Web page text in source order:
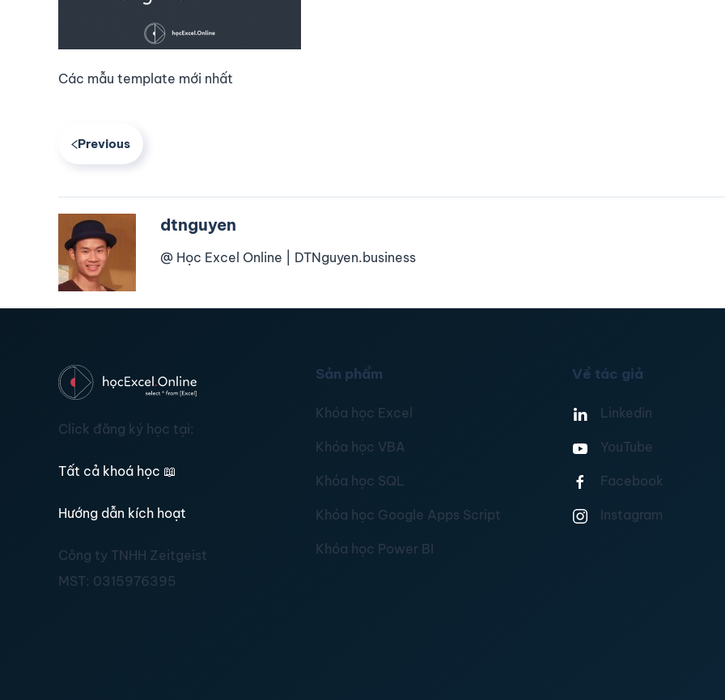
Các mẫu template mới nhất
Previous
dtnguyen
@ Học Excel Online | DTNguyen.business
Click đăng ký học tại:
Tất cả khoá học 📖
Hướng dẫn kích hoạt
Công ty TNHH Zeitgeist
MST: 0315976395
Sản phẩm
Khóa học Excel
Khóa học VBA
Khóa học SQL
Khóa học Google Apps Script
Khóa học Power BI
Về tác giả
Linkedin
YouTube
Facebook
Instagram